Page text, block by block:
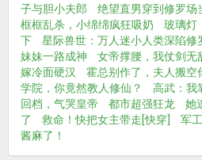
子与胆小夫郎
绝望直男穿到修罗场
框框乱杀，小绵绵疯狂吸奶
玻璃灯
下
星际兽世：万人迷小人类深陷修
妹妹一路成神
女帝撑腰，我仗剑无
嫁冷面硬汉
霍总别作了，夫人搬空
学院，你竟然教人修仙？
高武：我
回档，气哭皇帝
都市超强狂龙
她
了
救命！快把女主带走[快穿]
军
酱麻了！